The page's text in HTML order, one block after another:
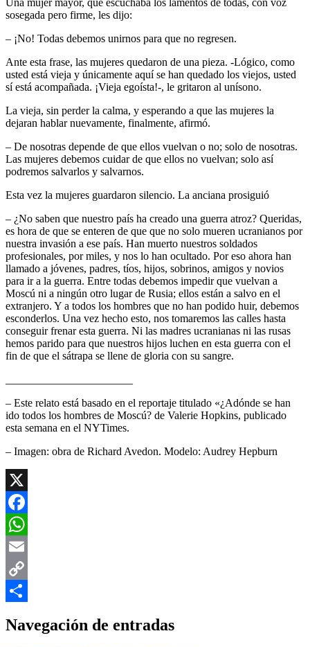
sosegada pero firme, les dijo:
– ¡No! Todas debemos unirnos para que no regresen.
Ante esta frase, las mujeres quedaron de una pieza. -Lógico, como
usted está vieja y únicamente aquí se han quedado los viejos, usted
sí está acompañada. ¡Vieja egoísta!-, le gritaron al unísono.
La vieja, sin perder la calma, y esperando a que las mujeres la
dejaran hablar nuevamente, finalmente, afirmó.
– De nosotras depende de que ellos vuelvan o no; solo de nosotras.
Las mujeres debemos cuidar de que ellos no vuelvan; solo así
podremos salvarlos y salvarnos.
Esta vez la mujeres guardaron silencio. La anciana prosiguió
– ¿No saben que nuestro país ha creado una guerra atroz? Queridas,
es hora de que se enteren de que que no solo mueren ucranianos por
nuestra invasión a ese país. Han muerto nuestros soldados
profesionales, por miles, y nos lo han ocultado. Por eso ahora han
llamado a jóvenes, padres, tíos, hijos, sobrinos, amigos y novios
para ir a la guerra. Entre todas debemos impedir que vuelvan a
Moscú ni a ningún otro lugar de Rusia; ellos están a salvo en el
extranjero. Y a todos los hombres que no han podido huir, debemos
esconderlos. Una vez hecho esto, nos tomaremos las calles hasta
conseguir frenar esta guerra. Ni las madres ucranianas ni las rusas
hemos parido para que nuestros hijos luchen en esta guerra con el
fin de que el sátrapa se llene de gloria con su sangre.
– Este relato está basado en el reportaje titulado «¿Adónde se han
ido todos los hombres de Moscú? de Valerie Hopkins, publicado
esta semana en el NYTimes.
– Imagen: obra de Richard Avedon. Modelo: Audrey Hepburn
X
Facebook
WhatsApp
Email
Copy
Navegación de entradas